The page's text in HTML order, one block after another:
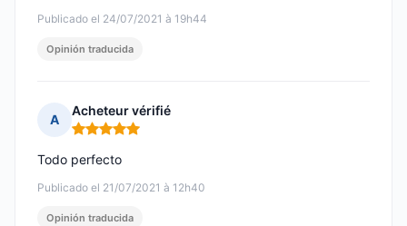
Publicado el 24/07/2021 à 19h44
Opinión traducida
A
Acheteur vérifié
Nota: 5 de 5
Publicado el 21/07/2021 à 12h40
Todo perfecto
Opinión traducida